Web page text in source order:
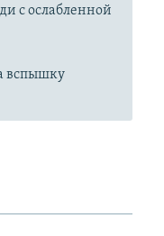
с ослабленной
вспышку